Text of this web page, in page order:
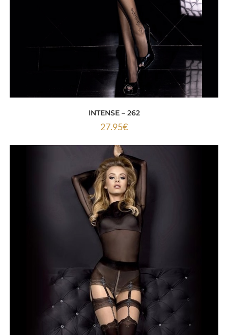
INTENSE – 262
27.95€